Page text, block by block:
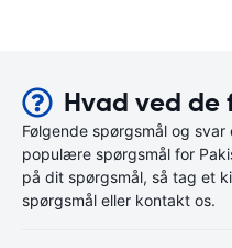
Hvad ved de
Følgende spørgsmål og
populære spørgsmål for
på dit spørgsmål, så tag et
spørgsmål eller kontakt os.